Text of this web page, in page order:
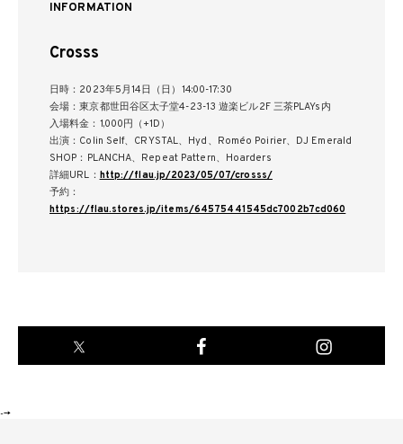
INFORMATION
Crosss
日時：2023年5月14日（日）14:00-17:30
会場：東京都世田谷区太子堂4-23-13 遊楽ビル2F 三茶PLAYs内
入場料金：1,000円（+1D）
出演：Colin Self、CRYSTAL、Hyd、Roméo Poirier、DJ Emerald
SHOP：PLANCHA、Repeat Pattern、Hoarders
詳細URL： http://flau.jp/2023/05/07/crosss/
予約：
https://flau.stores.jp/items/64575441545dc7002b7cd060
-->